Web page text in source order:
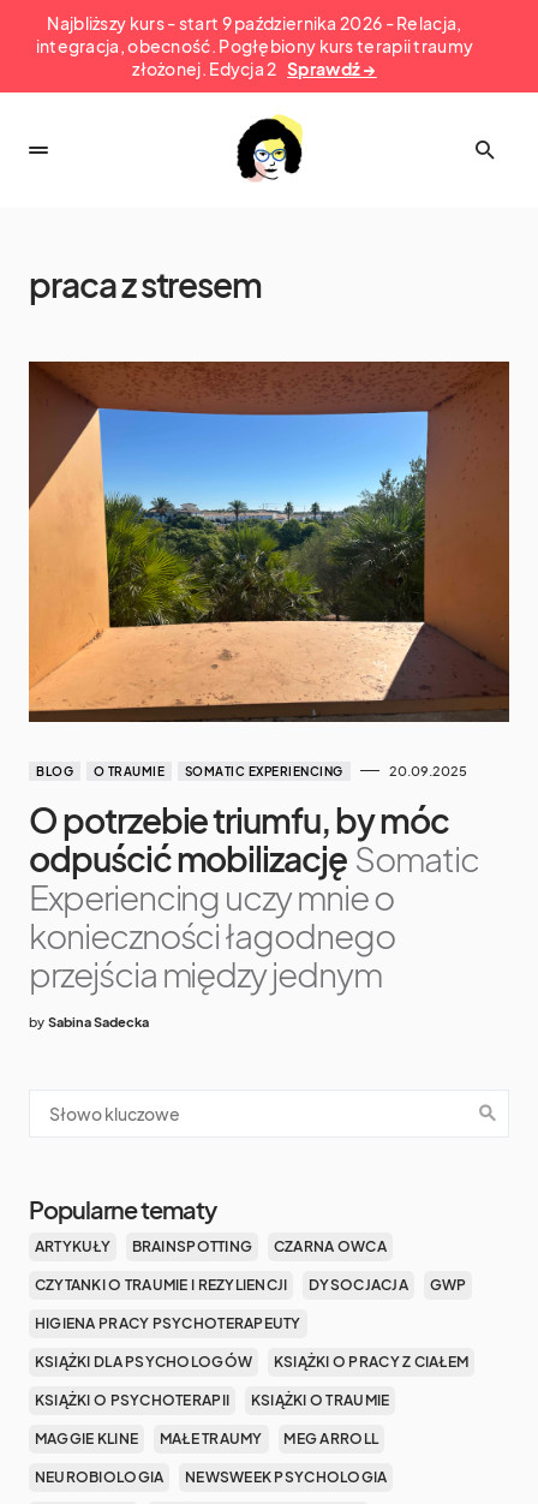
Najbliższy kurs - start 9 października 2026 - Relacja,
integracja, obecność. Pogłębiony kurs terapii traumy
złożonej. Edycja 2 Sprawdź →
praca z stresem
BLOG O TRAUMIE SOMATIC EXPERIENCING 20.09.2025
O potrzebie triumfu, by móc
odpuścić mobilizację Somatic
Experiencing uczy mnie o
konieczności łagodnego
przejścia między jednym
by Sabina Sadecka
Popularne tematy
ARTYKUŁY BRAINSPOTTING CZARNA OWCA
CZYTANKI O TRAUMIE I REZYLIENCJI DYSOCJACJA GWP
HIGIENA PRACY PSYCHOTERAPEUTY
KSIĄŻKI DLA PSYCHOLOGÓW KSIĄŻKI O PRACY Z CIAŁEM
KSIĄŻKI O PSYCHOTERAPII KSIĄŻKI O TRAUMIE
MAGGIE KLINE MAŁE TRAUMY MEG ARROLL
NEUROBIOLOGIA NEWSWEEK PSYCHOLOGIA